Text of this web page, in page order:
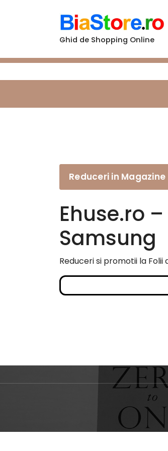
Ghid de Shopping Online
Reduceri in Magazine
Ehuse.ro
Samsung
Reduceri si promotii la